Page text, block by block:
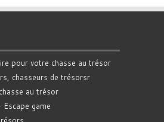
pour votre chasse au trésor
chasseurs de trésorsr
au trésor
game